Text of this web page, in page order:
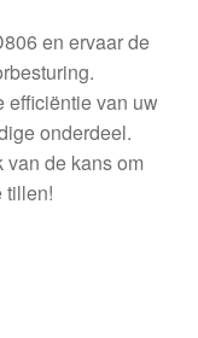
en ervaar de
efficiëntie van uw
onderdeel.
de kans om
tillen!